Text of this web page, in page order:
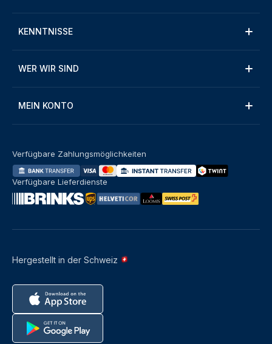
KENNTNISSE
WER WIR SIND
MEIN KONTO
Hergestellt in der Schweiz
Verfügbare Zahlungsmöglichkeiten
Verfügbare Lieferdienste